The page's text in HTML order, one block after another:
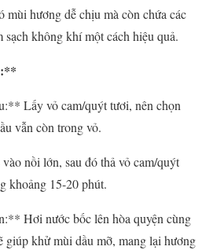
hương dễ chịu mà còn chứa các
không khí một cách hiệu quả.
Lấy vỏ cam/quýt tươi, nên chọn
vẫn còn trong vỏ.
nồi lớn, sau đó thả vỏ cam/quýt
khoảng 15-20 phút.
Hơi nước bốc lên hòa quyện cùng
giúp khử mùi dầu mỡ, mang lại hương